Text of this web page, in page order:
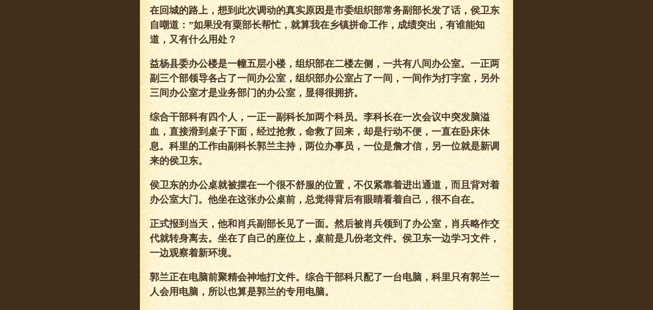
在回城的路上，想到此次调动的真实原因是市委组织部常务副部长发了话，侯卫东
自嘲道：”如果没有粟部长帮忙，就算我在乡镇拼命工作，成绩突出，有谁能知
道，又有什么用处？
益杨县委办公楼是一幢五层小楼，组织部在二楼左侧，一共有八间办公室。一正两
副三个部领导各占了一间办公室，组织部办公室占了一间，一间作为打字室，另外
三间办公室才是业务部门的办公室，显得很拥挤。
综合干部科有四个人，一正一副科长加两个科员。李科长在一次会议中突发脑溢
血，直接滑到桌子下面，经过抢救，命救了回来，却是行动不便，一直在卧床休
息。科里的工作由副科长郭兰主持，两位办事员，一位是詹才信，另一位就是新调
来的侯卫东。
侯卫东的办公桌就被摆在一个很不舒服的位置，不仅紧靠着进出通道，而且背对着
办公室大门。他坐在这张办公桌前，总觉得背后有眼睛看着自己，很不自在。
正式报到当天，他和肖兵副部长见了一面。然后被肖兵领到了办公室，肖兵略作交
代就转身离去。坐在了自己的座位上，桌前是几份老文件。侯卫东一边学习文件，
一边观察着新环境。
郭兰正在电脑前聚精会神地打文件。综合干部科只配了一台电脑，科里只有郭兰一
人会用电脑，所以也算是郭兰的专用电脑。